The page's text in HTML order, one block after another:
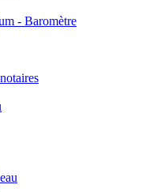
- Baromètre